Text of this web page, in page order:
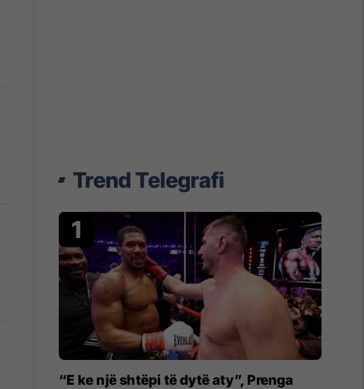
Trend Telegrafi
“E ke një shtëpi të dytë aty”, Prenga